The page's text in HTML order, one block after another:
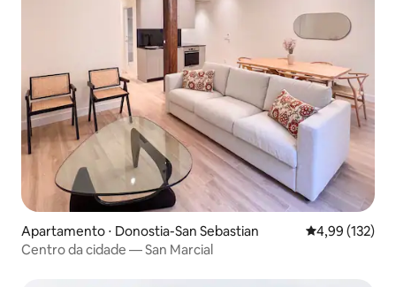
Apartamento ⋅ Donostia-San Sebastian 4,99 de uma
4,99 (132)
Centro da cidade — San Marcial